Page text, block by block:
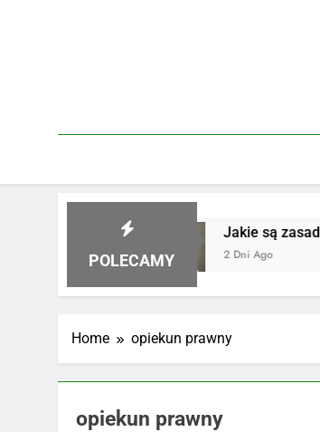
POLECAMY
Jakie są zasady
2 Dni Ago
Home opiekun prawny
opiekun prawny